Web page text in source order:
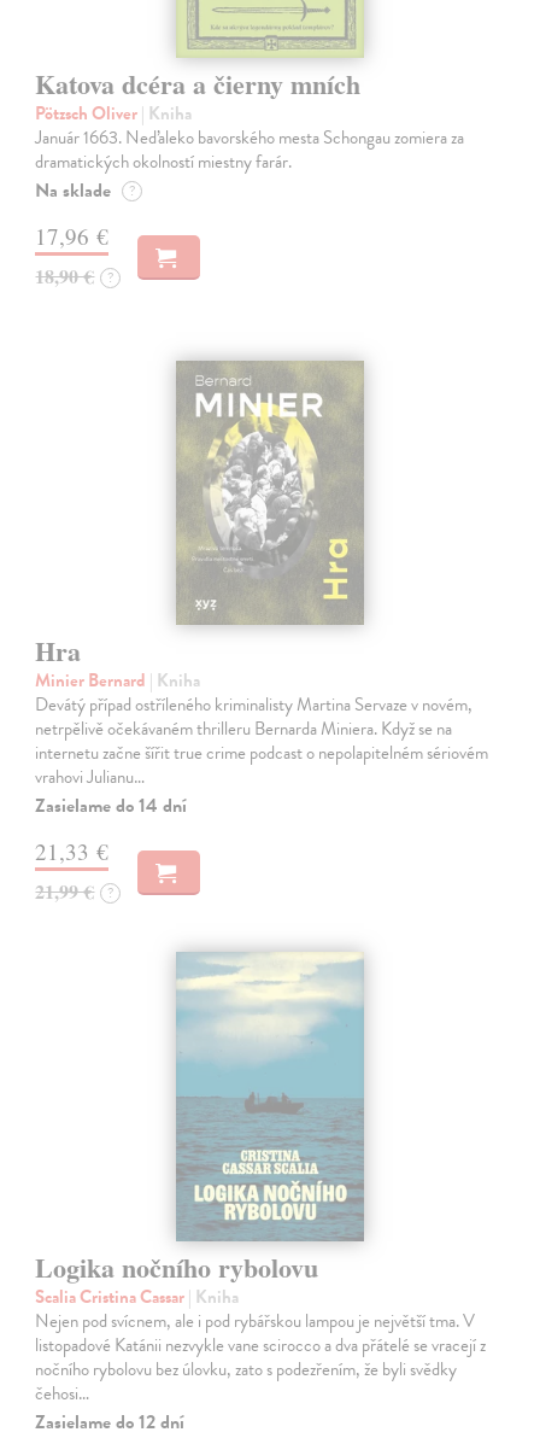
Katova dcéra a čierny mních
Pötzsch Oliver| Kniha
Január 1663. Neďaleko bavorského mesta Schongau zomiera za
dramatických okolností miestny farár.
Na sklade ?
17,96 €
18,90 € ?
Hra
Minier Bernard | Kniha
Devátý případ ostříleného kriminalisty Martina Servaze v novém,
netrpělivě očekávaném thrilleru Bernarda Miniera. Když se na
internetu začne šířit true crime podcast o nepolapitelném sériovém
vrahovi Julianu…
Zasielame do 14 dní
21,33 €
21,99 € ?
Logika nočního rybolovu
Scalia Cristina Cassar| Kniha
Nejen pod svícnem, ale i pod rybářskou lampou je největší tma. V
listopadové Katánii nezvykle vane scirocco a dva přátelé se vracejí z
nočního rybolovu bez úlovku, zato s podezřením, že byli svědky
čehosi…
Zasielame do 12 dní